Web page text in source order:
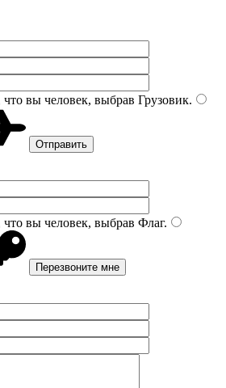
вы человек, выбрав Грузовик.
вы человек, выбрав Флаг.